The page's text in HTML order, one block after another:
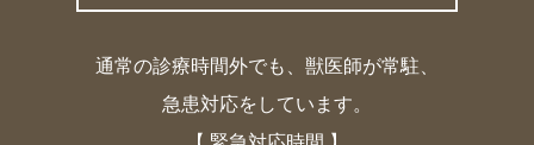
通常の診療時間外でも、獣医師が常駐、
急患対応をしています。